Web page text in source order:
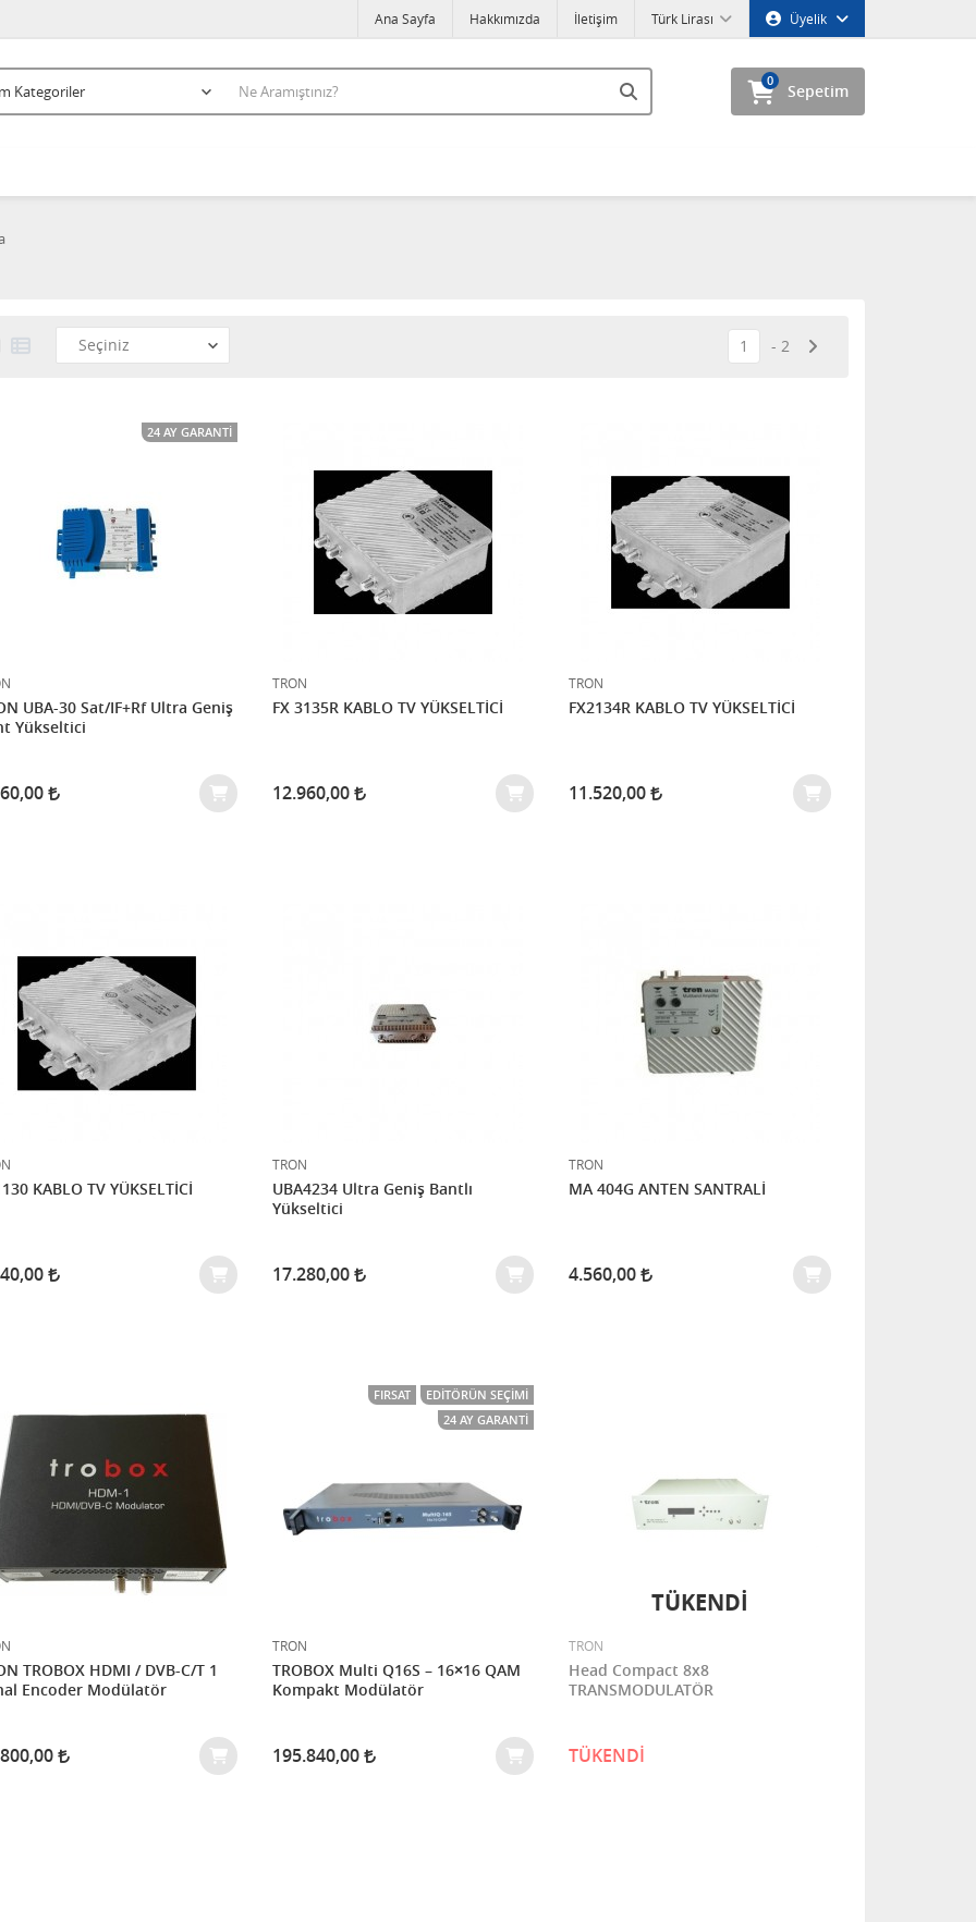
Üyelik
Türk Lirası
Ana Sayfa Hakkımızda İletişim
Sepetim
0
1 2
24 AY GARANTI
UBA-30 Sat/IF+Rf Ultra Geniş
Yükseltici
TRON
FX 3135R KABLO TV YÜKSELTİCİ
12.960,00
TRON
FX2134R KABLO TV YÜKSELTİCİ
11.520,00
KABLO TV YÜKSELTİCİ
TRON
UBA4234 Ultra Geniş Bantlı
Yükseltici
17.280,00
TRON
MA 404G ANTEN SANTRALİ
4.560,00
TROBOX HDMI / DVB-C/T 1
Encoder Modülatör
FIRSAT
EDITÖRÜN SEÇIMI
24 AY GARANTI
TRON
TROBOX Multi Q16S – 16×16 QAM
Kompakt Modülatör
195.840,00
TRON
Head Compact 8x8
TRANSMODULATÖR
TÜKENDİ
TÜKENDİ